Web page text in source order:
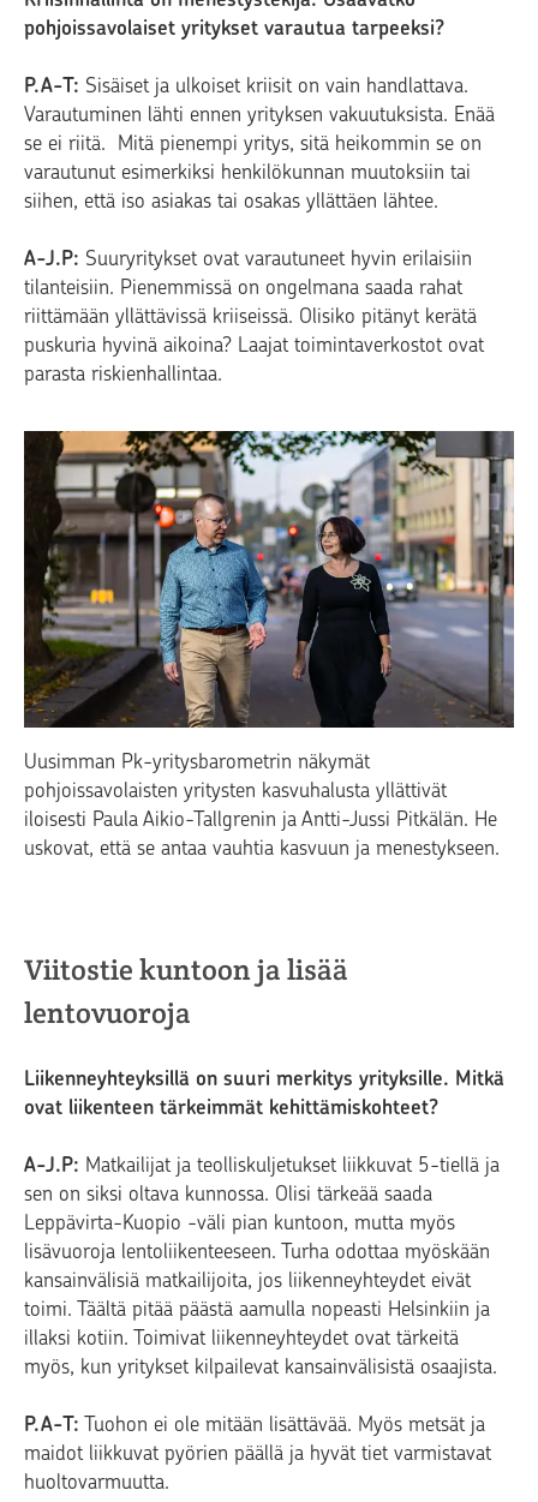
pohjoissavolaiset yritykset varautua tarpeeksi?
P.A-T: Sisäiset ja ulkoiset kriisit on vain handlattava.
Varautuminen lähti ennen yrityksen vakuutuksista. Enää
se ei riitä. Mitä pienempi yritys, sitä heikommin se on
varautunut esimerkiksi henkilökunnan muutoksiin tai
siihen, että iso asiakas tai osakas yllättäen lähtee.
A-J.P: Suuryritykset ovat varautuneet hyvin erilaisiin
tilanteisiin. Pienemmissä on ongelmana saada rahat
riittämään yllättävissä kriiseissä. Olisiko pitänyt kerätä
puskuria hyvinä aikoina? Laajat toimintaverkostot ovat
parasta riskienhallintaa.
Uusimman Pk-yritysbarometrin näkymät
pohjoissavolaisten yritysten kasvuhalusta yllättivät
iloisesti Paula Aikio-Tallgrenin ja Antti-Jussi Pitkälän. He
uskovat, että se antaa vauhtia kasvuun ja menestykseen.
Viitostie kuntoon ja lisää
lentovuoroja
Liikenneyhteyksillä on suuri merkitys yrityksille. Mitkä
ovat liikenteen tärkeimmät kehittämiskohteet?
A-J.P: Matkailijat ja teolliskuljetukset liikkuvat 5-tiellä ja
sen on siksi oltava kunnossa. Olisi tärkeää saada
Leppävirta-Kuopio -väli pian kuntoon, mutta myös
lisävuoroja lentoliikenteeseen. Turha odottaa myöskään
kansainvälisiä matkailijoita, jos liikenneyhteydet eivät
toimi. Täältä pitää päästä aamulla nopeasti Helsinkiin ja
illaksi kotiin. Toimivat liikenneyhteydet ovat tärkeitä
myös, kun yritykset kilpailevat kansainvälisistä osaajista.
P.A-T: Tuohon ei ole mitään lisättävää. Myös metsät ja
maidot liikkuvat pyörien päällä ja hyvät tiet varmistavat
huoltovarmuutta.